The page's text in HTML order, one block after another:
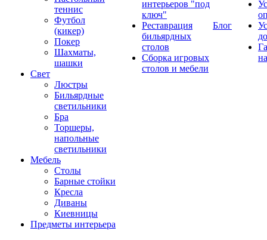
теннис
Футбол
(кикер)
Покер
Шахматы,
шашки
Свет
Люстры
Бильярдные
светильники
Бра
Торшеры,
напольные
светильники
Мебель
Столы
Барные стойки
Кресла
Диваны
Киевницы
Предметы интерьера
интерьеров "под
ключ"
Реставрация
бильярдных
столов
Сборка игровых
столов и мебели
Блог